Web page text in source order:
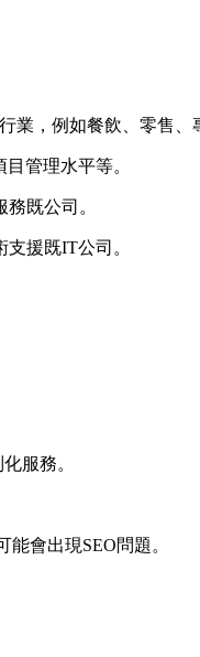
，例如餐飲、零售、
管理水平等。
既公司。
援既IT公司。
服務。
會出現SEO問題。